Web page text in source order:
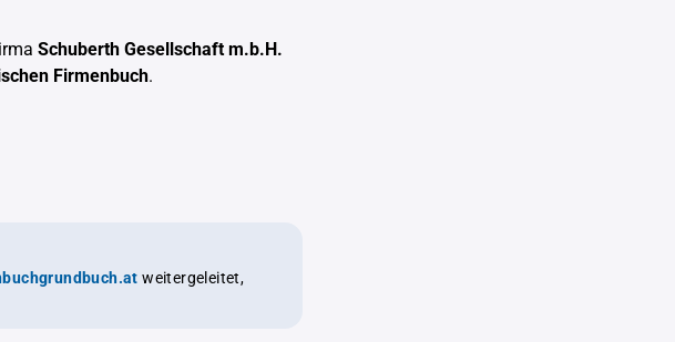
Schuberth Gesellschaft m.b.H.
Firmenbuch.
weitergeleitet,